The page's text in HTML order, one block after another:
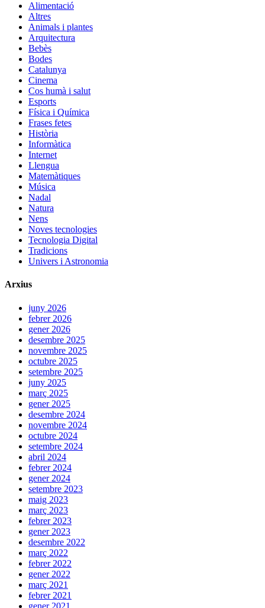
Alimentació
Altres
Animals i plantes
Arquitectura
Bebès
Bodes
Catalunya
Cinema
Cos humà i salut
Esports
Física i Química
Frases fetes
Història
Informàtica
Internet
Llengua
Matemàtiques
Música
Nadal
Natura
Nens
Noves tecnologies
Tecnologia Digital
Tradicions
Univers i Astronomia
Arxius
juny 2026
febrer 2026
gener 2026
desembre 2025
novembre 2025
octubre 2025
setembre 2025
juny 2025
març 2025
gener 2025
desembre 2024
novembre 2024
octubre 2024
setembre 2024
abril 2024
febrer 2024
gener 2024
setembre 2023
maig 2023
març 2023
febrer 2023
gener 2023
desembre 2022
març 2022
febrer 2022
gener 2022
març 2021
febrer 2021
gener 2021